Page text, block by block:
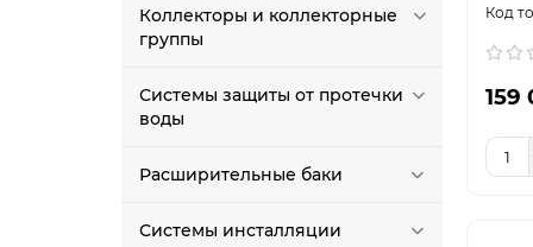
129
135
142
Коллекторы и коллекторные
группы
Системы защиты от протечки
воды
Расширительные баки
Системы инсталляции
159